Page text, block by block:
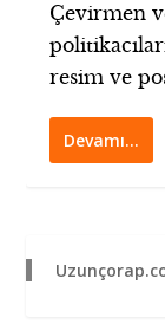
Çevirmen
resim ve
Devamı…